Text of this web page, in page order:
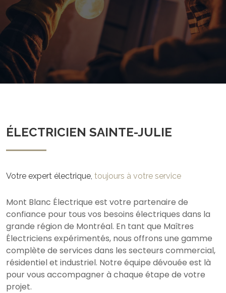
ÉLECTRICIEN SAINTE-JULIE
Votre expert électrique, toujours à votre service
Mont Blanc Électrique est votre partenaire de
confiance pour tous vos besoins électriques dans la
grande région de Montréal. En tant que Maîtres
Électriciens expérimentés, nous offrons une gamme
complète de services dans les secteurs commercial,
résidentiel et industriel. Notre équipe dévouée est là
pour vous accompagner à chaque étape de votre
projet.